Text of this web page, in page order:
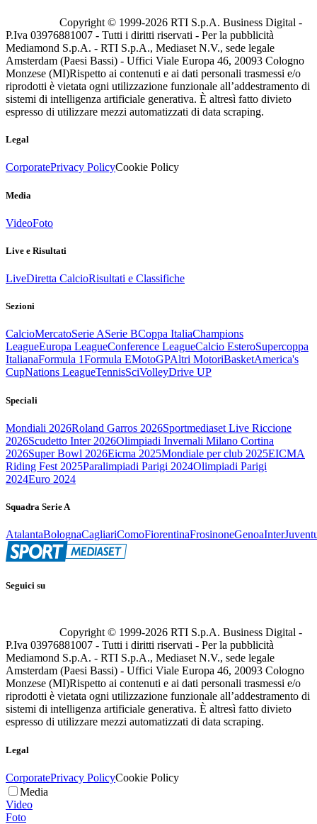
Copyright © 1999-2026 RTI S.p.A. Business Digital -
P.Iva 03976881007 - Tutti i diritti riservati - Per la pubblicità
Mediamond S.p.A. - RTI S.p.A., Mediaset N.V., sede legale
Amsterdam (Paesi Bassi) - Uffici Viale Europa 46, 20093 Cologno
Monzese (MI)Rispetto ai contenuti e ai dati personali trasmessi e/o
riprodotti è vietata ogni utilizzazione funzionale all’addestramento di
sistemi di intelligenza artificiale generativa. È altresì fatto divieto
espresso di utilizzare mezzi automatizzati di data scraping.
Legal
CorporatePrivacy PolicyCookie Policy
Media
VideoFoto
Live e Risultati
LiveDiretta CalcioRisultati e Classifiche
Sezioni
CalcioMercatoSerie ASerie BCoppa ItaliaChampions
LeagueEuropa LeagueConference LeagueCalcio EsteroSupercoppa
ItalianaFormula 1Formula EMotoGPAltri MotoriBasketAmerica's
CupNations LeagueTennisSciVolleyDrive UP
Speciali
Mondiali 2026Roland Garros 2026Sportmediaset Live Riccione
2026Scudetto Inter 2026Olimpiadi Invernali Milano Cortina
2026Super Bowl 2026Eicma 2025Mondiale per club 2025EICMA
Riding Fest 2025Paralimpiadi Parigi 2024Olimpiadi Parigi
2024Euro 2024
Squadra Serie A
AtalantaBolognaCagliariComoFiorentinaFrosinoneGenoaInter
Seguici su
Copyright © 1999-2026 RTI S.p.A. Business Digital -
P.Iva 03976881007 - Tutti i diritti riservati - Per la pubblicità
Mediamond S.p.A. - RTI S.p.A., Mediaset N.V., sede legale
Amsterdam (Paesi Bassi) - Uffici Viale Europa 46, 20093 Cologno
Monzese (MI)Rispetto ai contenuti e ai dati personali trasmessi e/o
riprodotti è vietata ogni utilizzazione funzionale all’addestramento di
sistemi di intelligenza artificiale generativa. È altresì fatto divieto
espresso di utilizzare mezzi automatizzati di data scraping.
Legal
CorporatePrivacy PolicyCookie Policy
Media
Video
Foto